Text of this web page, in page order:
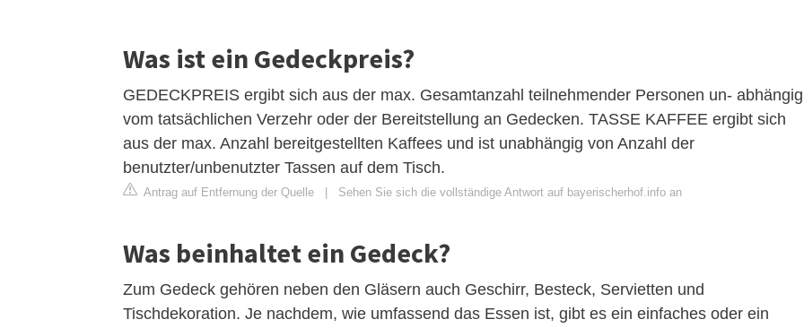
Was ist ein Gedeckpreis?
GEDECKPREIS ergibt sich aus der max. Gesamtanzahl teilnehmender Personen un- abhängig
vom tatsächlichen Verzehr oder der Bereitstellung an Gedecken. TASSE KAFFEE ergibt sich
aus der max. Anzahl bereitgestellten Kaffees und ist unabhängig von Anzahl der
benutzter/unbenutzter Tassen auf dem Tisch.
Antrag auf Entfernung der Quelle Sehen Sie sich die vollständige Antwort auf bayerischerhof.info an
Was beinhaltet ein Gedeck?
Zum Gedeck gehören neben den Gläsern auch Geschirr, Besteck, Servietten und
Tischdekoration. Je nachdem, wie umfassend das Essen ist, gibt es ein einfaches oder ein